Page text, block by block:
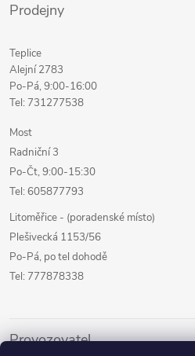
Prodejny
Teplice
Alejní 2783
Po-Pá, 9:00-16:00
Tel: 731277538
Most
Radniční 3
Po-Čt, 9:00-15:30
Tel: 605877793
Litoměřice - (poradenské místo)
Plešivecká 1153/56
Po-Pá, po tel dohodě
Tel: 777878338
Provozovatel